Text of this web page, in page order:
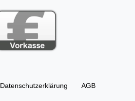
Daten­schutz­erklärung AGB